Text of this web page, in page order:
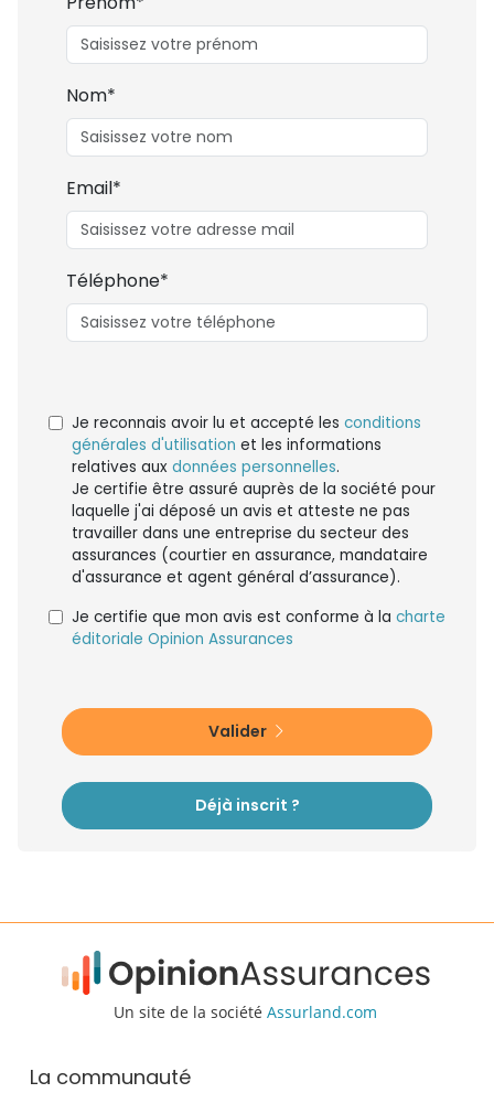
Nom*
Email*
Téléphone*
Je reconnais avoir lu et accepté les conditions
générales d'utilisation et les informations
relatives aux données personnelles.
Je certifie être assuré auprès de la société pour
laquelle j'ai déposé un avis et atteste ne pas
travailler dans une entreprise du secteur des
assurances (courtier en assurance, mandataire
d'assurance et agent général d’assurance).
Je certifie que mon avis est conforme à la charte
éditoriale Opinion Assurances
Valider
Déjà inscrit ?
Un site de la société Assurland.com
La communauté